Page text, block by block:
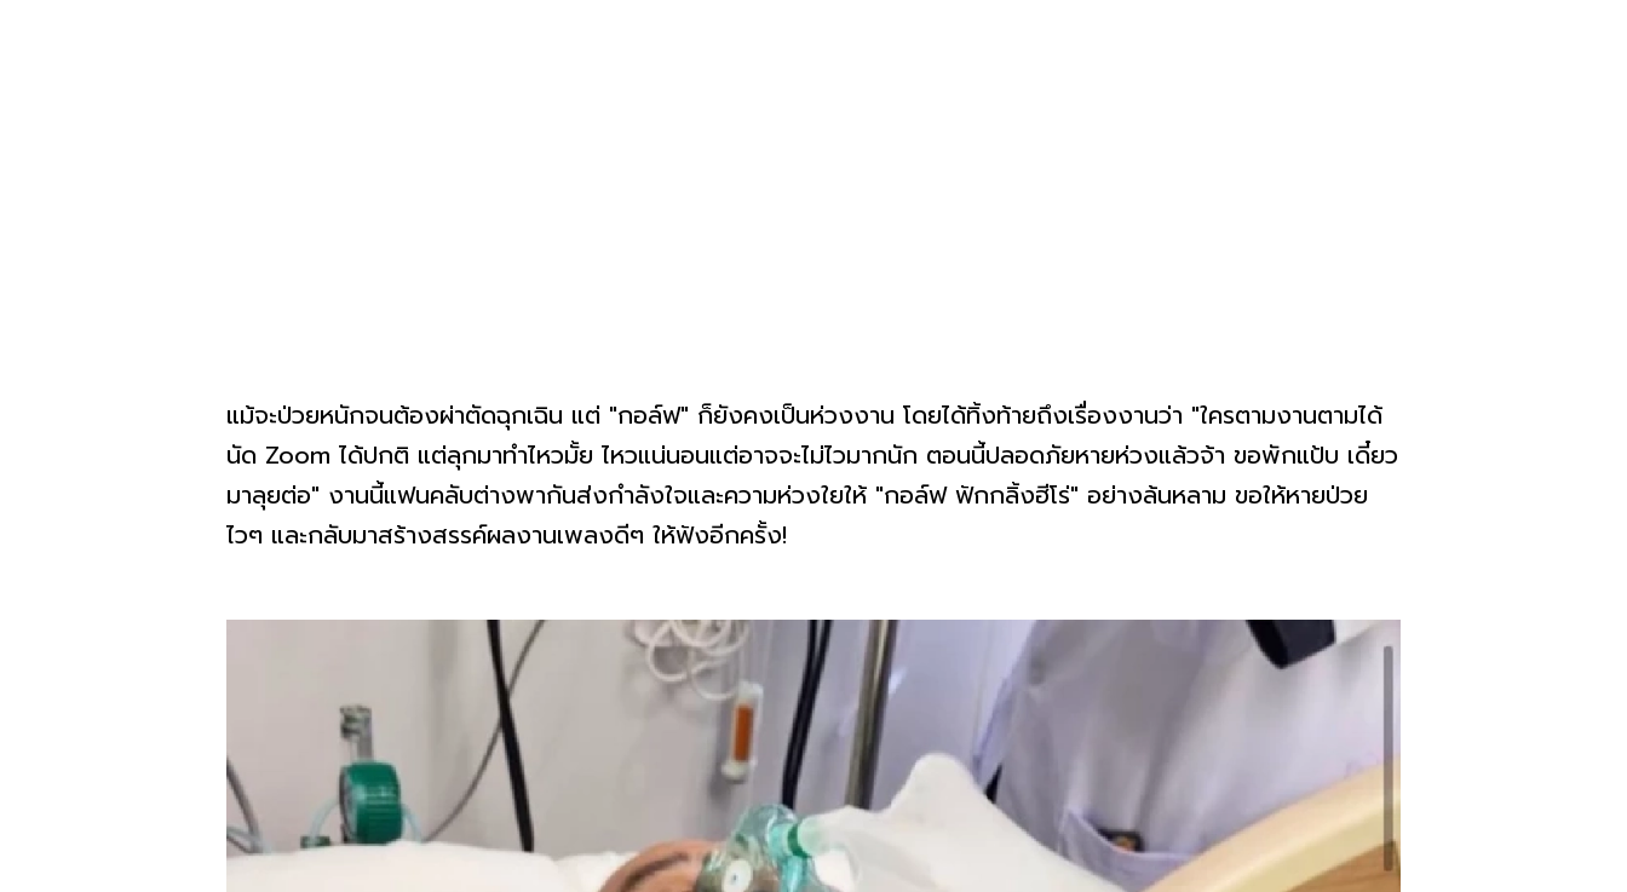
แม้จะป่วยหนักจนต้องผ่าตัดฉุกเฉิน แต่ "กอล์ฟ" ก็ยังคงเป็นห่วงงาน โดยได้ทิ้งท้ายถึงเรื่องงานว่า "ใครตามงานตามได้
นัด Zoom ได้ปกติ แต่ลุกมาทำไหวมั้ย ไหวแน่นอนแต่อาจจะไม่ไวมากนัก ตอนนี้ปลอดภัยหายห่วงแล้วจ้า ขอพักแป้บ เดี๋ยว
มาลุยต่อ" งานนี้แฟนคลับต่างพากันส่งกำลังใจและความห่วงใยให้ "กอล์ฟ ฟักกลิ้งฮีโร่" อย่างล้นหลาม ขอให้หายป่วย
ไวๆ และกลับมาสร้างสรรค์ผลงานเพลงดีๆ ให้ฟังอีกครั้ง!